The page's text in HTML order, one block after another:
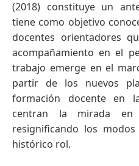
(2018) constituye un
tiene como objetivo
docentes orientadores
acompañamiento en el
trabajo emerge en el
partir de los nuevos
formación docente en
centran la mirada en
resignificando los
histórico rol.